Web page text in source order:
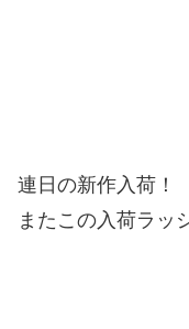
連日の新作入荷！
またこの入荷ラッ